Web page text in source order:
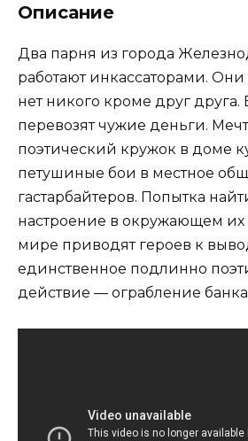
Описание
Два парня из города
работают инкассаторами.
нет никого кроме друг
перевозят чужие деньги.
поэтический кружок в доме
петушиные бои в местное
гастарбайтеров. Попытка
настроение в окружающем их
мире приводят героев к
единственное подлинно
действие — ограбление